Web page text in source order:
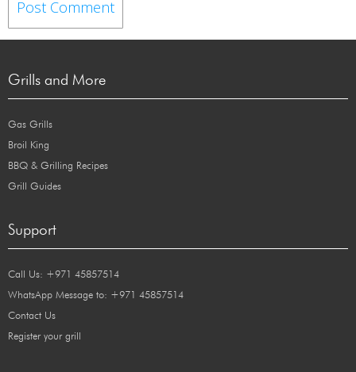
Grills and More
Gas Grills
Broil King
BBQ & Grilling Recipes
Grill Guides
Support
Call Us: +971 45857514
WhatsApp Message to: +971 45857514
Contact Us
Register your grill